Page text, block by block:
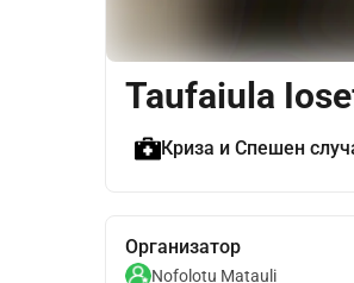
Taufaiula
Криза и Спешен
Организатор
Nofolotu Matauli